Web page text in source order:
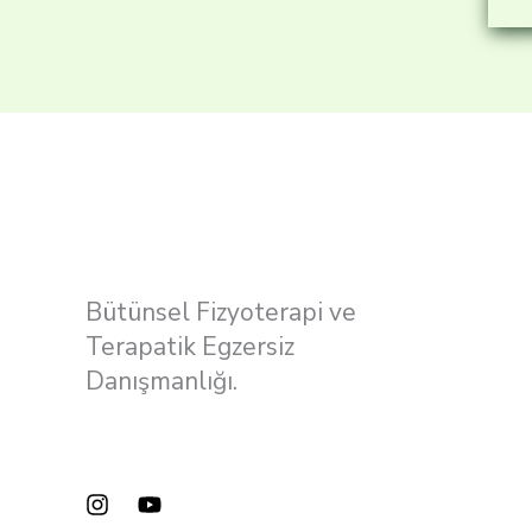
Bütünsel Fizyoterapi ve
Terapatik Egzersiz
Danışmanlığı.